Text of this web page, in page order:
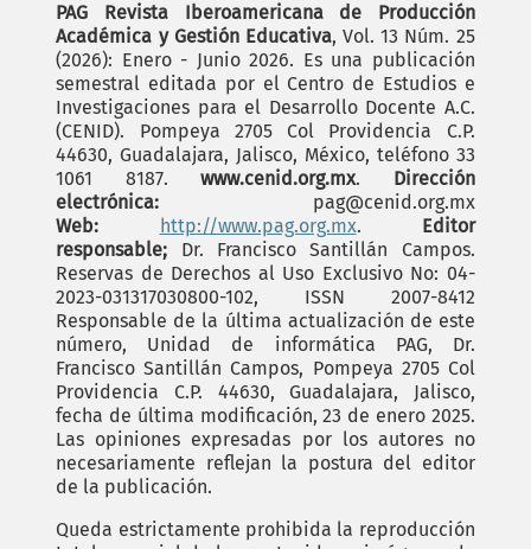
PAG Revista Iberoamericana de Producción
Académica y Gestión Educativa, Vol. 13 Núm. 25
(2026): Enero - Junio 2026. Es una publicación
semestral editada por el Centro de Estudios e
Investigaciones para el Desarrollo Docente A.C.
(CENID). Pompeya 2705 Col Providencia C.P.
44630, Guadalajara, Jalisco, México, teléfono 33
1061 8187.www.cenid.org.mx. Dirección
electrónica: pag@cenid.org.mx
Web:
http://www.pag.org.mx.
Editor
responsable; Dr. Francisco Santillán Campos.
Reservas de Derechos al Uso Exclusivo No: 04-
2023-031317030800-102, ISSN 2007-8412
Responsable de la última actualización de este
número, Unidad de informática PAG, Dr.
Francisco Santillán Campos, Pompeya 2705 Col
Providencia C.P. 44630, Guadalajara, Jalisco,
fecha de última modificación, 23 de enero 2025.
Las opiniones expresadas por los autores no
necesariamente reflejan la postura del editor
de la publicación.
Queda estrictamente prohibida la reproducción